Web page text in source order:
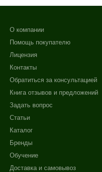
О компании
Помощь покупателю
Лицензия
Контакты
Обратиться за консультацией
Книга отзывов и предложений
Задать вопрос
Статьи
Каталог
Бренды
Обучение
Доставка и самовывоз